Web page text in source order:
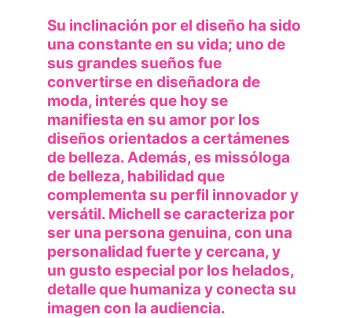
Su inclinación por el diseño ha sido
una constante en su vida; uno de
sus grandes sueños fue
convertirse en diseñadora de
moda, interés que hoy se
manifiesta en su amor por los
diseños orientados a certámenes
de belleza. Además, es missóloga
de belleza, habilidad que
complementa su perfil innovador y
versátil. Michell se caracteriza por
ser una persona genuina, con una
personalidad fuerte y cercana, y
un gusto especial por los helados,
detalle que humaniza y conecta su
imagen con la audiencia.